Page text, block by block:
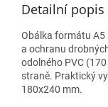
Detailní
Obálka formátu
a ochranu
odolného PVC
straně. Praktický
180x240 mm.